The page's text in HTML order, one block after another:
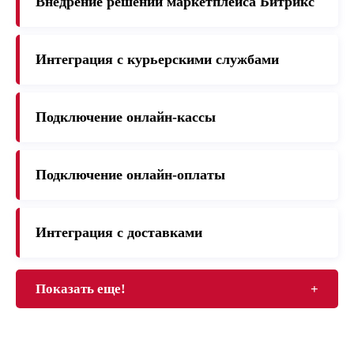
Интеграция с курьерскими службами
Подключение онлайн-кассы
Подключение онлайн-оплаты
Интеграция с доставками
Показать еще! +